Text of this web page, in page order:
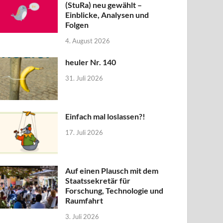
(StuRa) neu gewählt –
Einblicke, Analysen und
Folgen
4. August 2026
heuler Nr. 140
31. Juli 2026
Einfach mal loslassen?!
17. Juli 2026
Auf einen Plausch mit dem
Staatssekretär für
Forschung, Technologie und
Raumfahrt
3. Juli 2026